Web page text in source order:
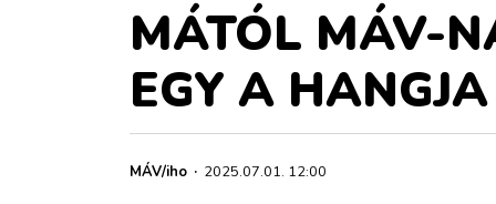
KÖZLEKEDÉSFEJLESZTÉS
ELLÁTÁSI LÁNC
MÁTÓL MÁV-
EGY A HANGJA
MÁV/iho · 2025.07.01. 12:00